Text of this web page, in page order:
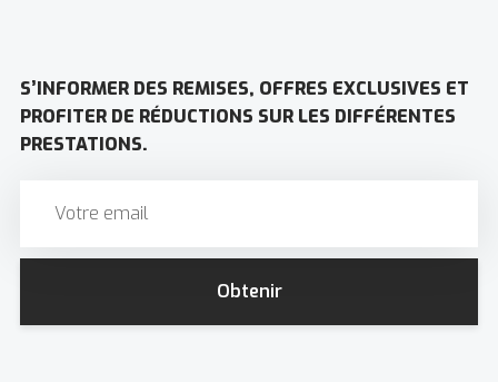
S’INFORMER DES REMISES, OFFRES EXCLUSIVES ET
PROFITER DE RÉDUCTIONS SUR LES DIFFÉRENTES
PRESTATIONS.